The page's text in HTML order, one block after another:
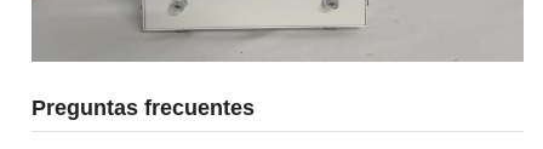
Preguntas frecuentes